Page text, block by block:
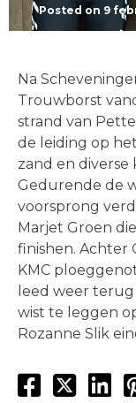
Posted on 9
Na
Trouwborst
strand van
de leiding op
zand en
Gedurende de
voorsprong
Marjet Groen
finishen. Achter
KMC
leed weer
wist te leggen
Rozanne Slik